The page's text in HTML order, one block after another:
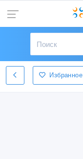
Избранное